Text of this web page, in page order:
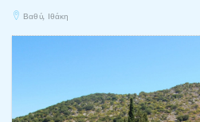
Βαθύ, Ιθάκη